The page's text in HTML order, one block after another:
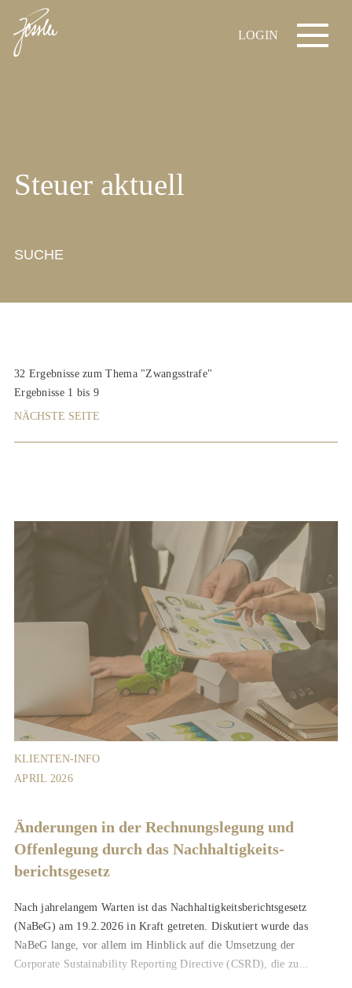
LOGIN
Steuer aktuell
SUCHE
32 Ergebnisse zum Thema "Zwangsstrafe"
Ergebnisse 1 bis 9
NÄCHSTE SEITE
KLIENTEN-INFO
APRIL 2026
Änderungen in der Rechnungslegung und
Offenlegung durch das Nachhaltigkeits­
berichts­gesetz
Nach jahrelangem Warten ist das Nachhaltigkeitsberichtsgesetz
(NaBeG) am 19.2.2026 in Kraft getreten. Diskutiert wurde das
NaBeG lange, vor allem im Hinblick auf die Umsetzung der
Corporate Sustainability Reporting Directive (CSRD), die zu...